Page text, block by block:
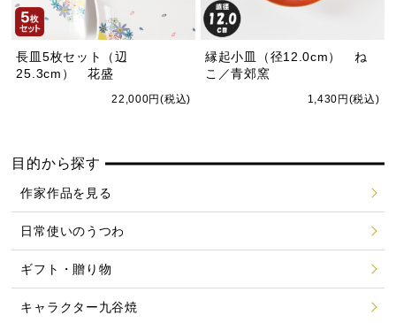
長皿5枚セット（辺
25.3cm） 花盛
22,000円(税込)
縁起小皿（径12.0cm） ね
こ／青郊窯
1,430円(税込)
目的から探す
作家作品を見る
日常使いのうつわ
ギフト・贈り物
キャラクター九谷焼